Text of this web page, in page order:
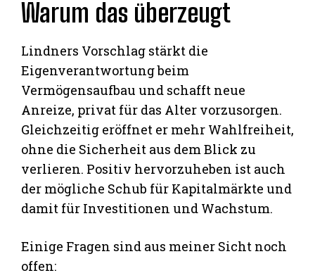
Warum das überzeugt
Lindners Vorschlag stärkt die
Eigenverantwortung beim
Vermögensaufbau und schafft neue
Anreize, privat für das Alter vorzusorgen.
Gleichzeitig eröffnet er mehr Wahlfreiheit,
ohne die Sicherheit aus dem Blick zu
verlieren. Positiv hervorzuheben ist auch
der mögliche Schub für Kapitalmärkte und
damit für Investitionen und Wachstum.
Einige Fragen sind aus meiner Sicht noch
offen: